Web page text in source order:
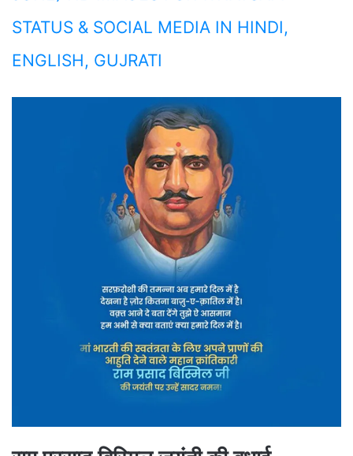
STATUS & SOCIAL MEDIA IN HINDI,
ENGLISH, GUJRATI